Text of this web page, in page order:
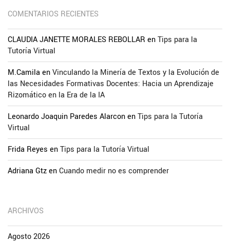
COMENTARIOS RECIENTES
CLAUDIA JANETTE MORALES REBOLLAR enTips para la
Tutoría Virtual
M.Camila enVinculando la Minería de Textos y la Evolución de
las Necesidades Formativas Docentes: Hacia un Aprendizaje
Rizomático en la Era de la IA
Leonardo Joaquin Paredes AlarconenTips para la Tutoría
Virtual
Frida Reyes enTips para la Tutoría Virtual
Adriana GtzenCuando medir no es comprender
ARCHIVOS
Agosto 2026